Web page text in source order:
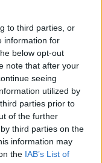
to third parties, or
information for
below opt-out
note that after your
seeing
utilized by
parties prior to
of the further
third parties on the
information may
the IAB’s List of
flet për rikthimin
ndërsa
përballet me
për të ardhmen